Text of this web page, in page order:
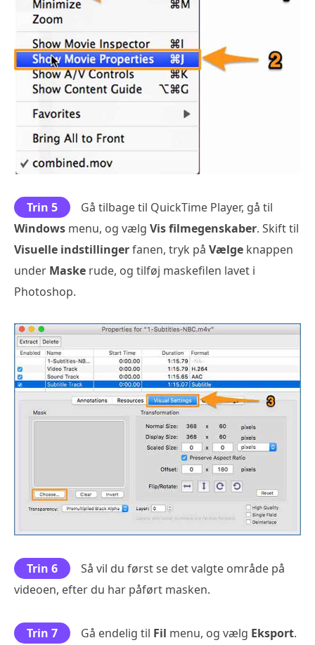
Trin 5
Gå tilbage til QuickTime Player, gå til
Windows menu, og vælg Vis filmegenskaber. Skift til
Visuelle indstillingerfanen, tryk på Vælge knappen
under Maske rude, og tilføj maskefilen lavet i
Photoshop.
Trin 6
Så vil du først se det valgte område på
videoen, efter du har påført masken.
Trin 7 Gå endelig til Fil menu, og vælg Eksport.